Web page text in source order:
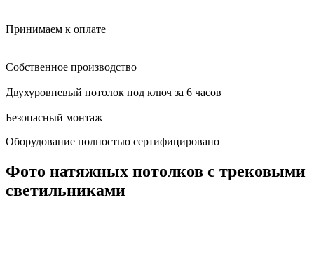
Принимаем к оплате
Собственное производство
Двухуровневый потолок под ключ за 6 часов
Безопасный монтаж
Оборудование полностью сертифицировано
Фото натяжных потолков с трековыми
светильниками